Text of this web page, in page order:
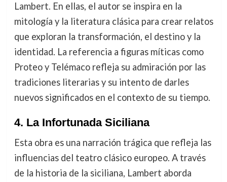
Lambert. En ellas, el autor se inspira en la
mitología y la literatura clásica para crear relatos
que exploran la transformación, el destino y la
identidad. La referencia a figuras míticas como
Proteo y Telémaco refleja su admiración por las
tradiciones literarias y su intento de darles
nuevos significados en el contexto de su tiempo.
4. La Infortunada Siciliana
Esta obra es una narración trágica que refleja las
influencias del teatro clásico europeo. A través
de la historia de la siciliana, Lambert aborda